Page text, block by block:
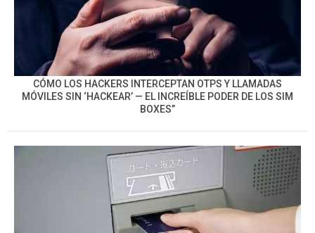
CÓMO LOS HACKERS INTERCEPTAN OTPS Y LLAMADAS
MÓVILES SIN ‘HACKEAR’ — EL INCREÍBLE PODER DE LOS SIM
BOXES”